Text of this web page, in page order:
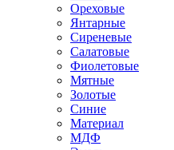
Ореховые
Янтарные
Сиреневые
Салатовые
Фиолетовые
Мятные
Золотые
Синие
Материал
МДФ